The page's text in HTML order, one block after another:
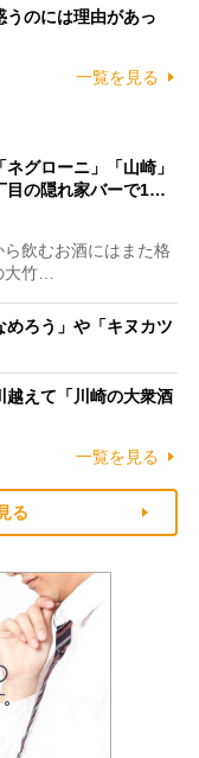
のには理由があっ
一覧を見る
ネグローニ」「山崎」
目の隠れ家バーで1…
飲むお酒にはまた格
竹…
めろう」や「キヌカツ
越えて「川崎の大衆酒
一覧を見る
る